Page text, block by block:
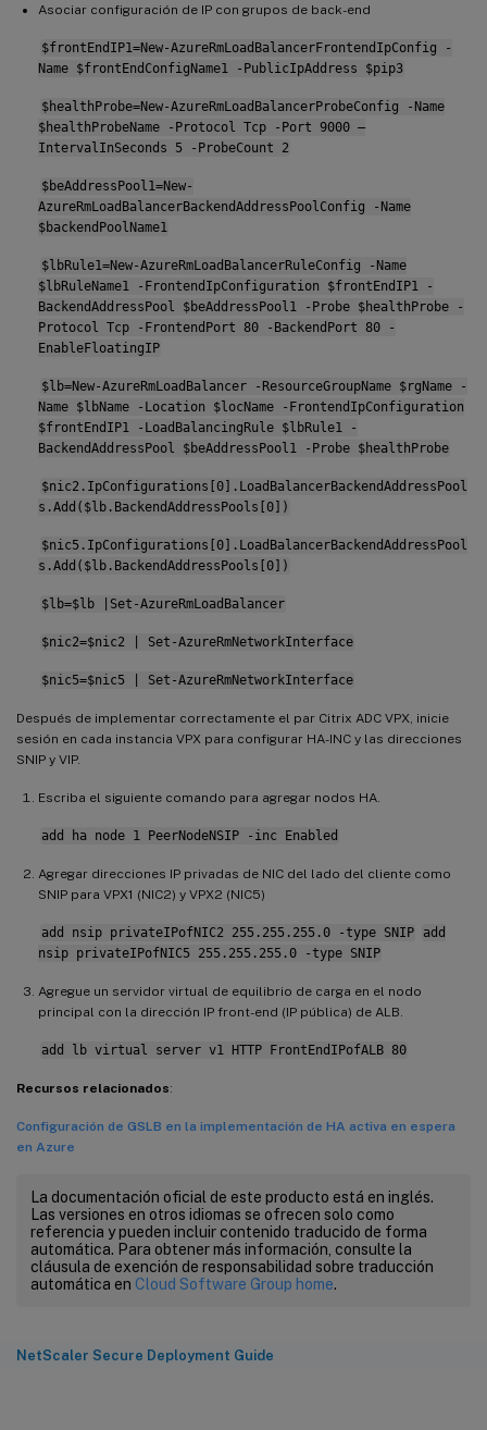
Asociar configuración de IP con grupos de back-end
$frontEndIP1=New-AzureRmLoadBalancerFrontendIpConfig -
Name $frontEndConfigName1 -PublicIpAddress $pip3
$healthProbe=New-AzureRmLoadBalancerProbeConfig -Name
$healthProbeName -Protocol Tcp -Port 9000 –
IntervalInSeconds 5 -ProbeCount 2
$beAddressPool1=New-
AzureRmLoadBalancerBackendAddressPoolConfig -Name
$backendPoolName1
$lbRule1=New-AzureRmLoadBalancerRuleConfig -Name
$lbRuleName1 -FrontendIpConfiguration $frontEndIP1 -
BackendAddressPool $beAddressPool1 -Probe $healthProbe -
Protocol Tcp -FrontendPort 80 -BackendPort 80 -
EnableFloatingIP
$lb=New-AzureRmLoadBalancer -ResourceGroupName $rgName -
Name $lbName -Location $locName -FrontendIpConfiguration
$frontEndIP1 -LoadBalancingRule $lbRule1 -
BackendAddressPool $beAddressPool1 -Probe $healthProbe
$nic2.IpConfigurations[0].LoadBalancerBackendAddressPool
s.Add($lb.BackendAddressPools[0])
$nic5.IpConfigurations[0].LoadBalancerBackendAddressPool
s.Add($lb.BackendAddressPools[0])
$lb=$lb |Set-AzureRmLoadBalancer
$nic2=$nic2 | Set-AzureRmNetworkInterface
$nic5=$nic5 | Set-AzureRmNetworkInterface
Después de implementar correctamente el par Citrix ADC VPX, inicie
sesión en cada instancia VPX para configurar HA-INC y las direcciones
SNIP y VIP.
Escriba el siguiente comando para agregar nodos HA.
add ha node 1 PeerNodeNSIP -inc Enabled
Agregar direcciones IP privadas de NIC del lado del cliente como
SNIP para VPX1 (NIC2) y VPX2 (NIC5)
add nsip privateIPofNIC2 255.255.255.0 -type SNIP
add
nsip privateIPofNIC5 255.255.255.0 -type SNIP
Agregue un servidor virtual de equilibrio de carga en el nodo
principal con la dirección IP front-end (IP pública) de ALB.
add lb virtual server v1 HTTP FrontEndIPofALB 80
Recursos relacionados:
Configuración de GSLB en la implementación de HA activa en espera
en Azure
La documentación oficial de este producto está en inglés.
Las versiones en otros idiomas se ofrecen solo como
referencia y pueden incluir contenido traducido de forma
automática. Para obtener más información, consulte la
cláusula de exención de responsabilidad sobre traducción
automática en Cloud Software Group home.
NetScaler Secure Deployment Guide